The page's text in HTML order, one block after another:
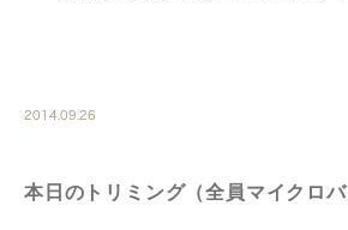
2014.09.26
本日のトリミング（全員マイクロバ